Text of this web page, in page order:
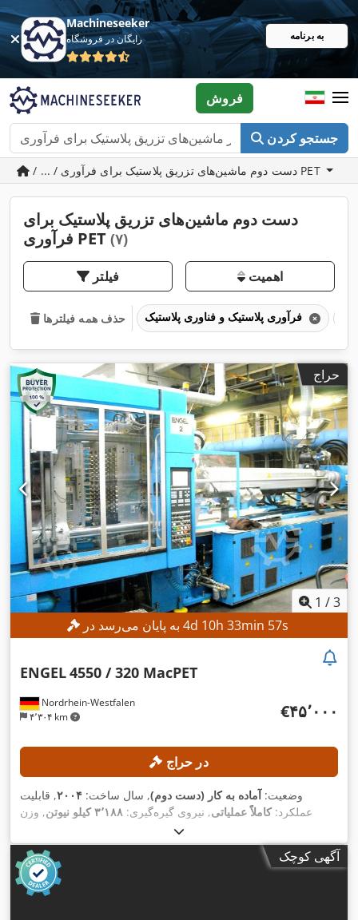
Machineseeker
رایگان در فروشگاه به برنامه
جستجو کردن
فروش
/ ... / دست دوم ماشین‌های تزریق پلاستیک برای فرآوری PET
دست دوم ماشین‌های تزریق پلاستیک برای
فرآوری PET (۷)
فیلتر اهمیت
حذف همه فیلترها
حراج
1 /3
4d 10h 33min 56s
Nordrhein-Westfalen
۴٬۳۰۴ km
ENGEL4550 / 320 MacPET
‎€۴۵٬۰۰۰
در حراج
وضعیت:آماده به کار (دست دوم), سال ساخت: ۲۰۰۴, قابلیت
عملکرد:کاملاً عملیاتی, نیروی گیره‌گیری: ۳٬۱۸۸ کیلو نیوتن
, وزن
۱۳۰ میلی‌متر
تولید:۱۷٬۰۰۰ واحد/ساعت ,
آگهی کوچک